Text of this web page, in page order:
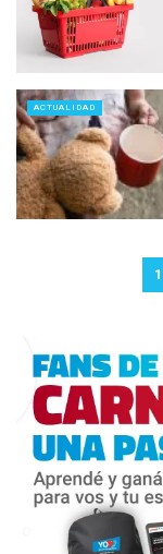
ACTUALIDAD
1